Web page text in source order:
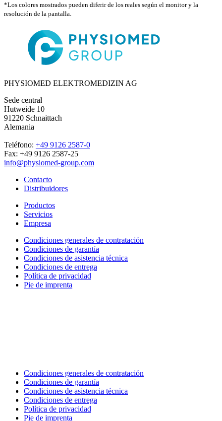
*Los colores mostrados pueden diferir de los reales según el monitor y la
resolución de la pantalla.
PHYSIOMED ELEKTROMEDIZIN AG
Sede central
Hutweide 10
91220 Schnaittach
Alemania
Teléfono: +49 9126 2587-0
Fax: +49 9126 2587-25
info@physiomed-group.com
Contacto
Distribuidores
Productos
Servicios
Empresa
Condiciones generales de contratación
Condiciones de garantía
Condiciones de asistencia técnica
Condiciones de entrega
Política de privacidad
Pie de imprenta
Condiciones generales de contratación
Condiciones de garantía
Condiciones de asistencia técnica
Condiciones de entrega
Política de privacidad
Pie de imprenta